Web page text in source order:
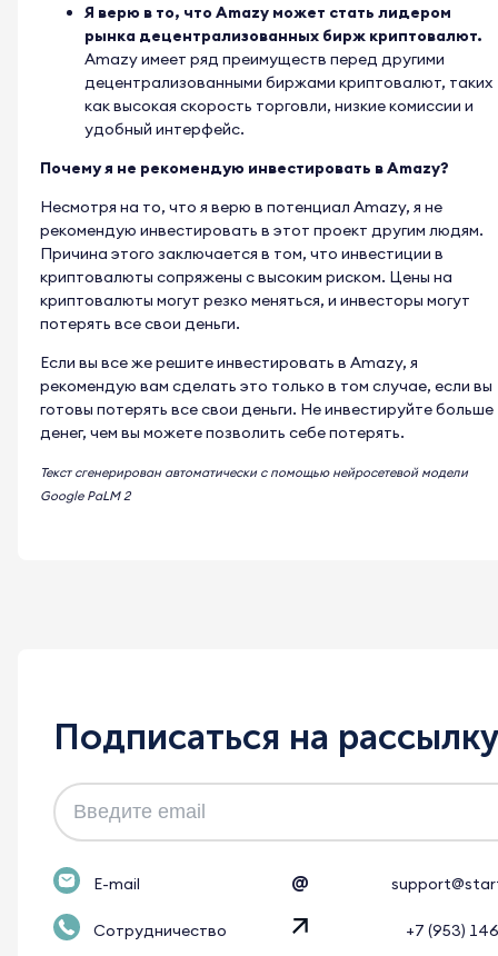
Я верю в то, что Amazy может стать лидером
рынка децентрализованных бирж криптовалют.
Amazy имеет ряд преимуществ перед другими
децентрализованными биржами криптовалют, таких
как высокая скорость торговли, низкие комиссии и
удобный интерфейс.
Почему я не рекомендую инвестировать в Amazy?
Несмотря на то, что я верю в потенциал Amazy, я не
рекомендую инвестировать в этот проект другим людям.
Причина этого заключается в том, что инвестиции в
криптовалюты сопряжены с высоким риском. Цены на
криптовалюты могут резко меняться, и инвесторы могут
потерять все свои деньги.
Если вы все же решите инвестировать в Amazy, я
рекомендую вам сделать это только в том случае, если вы
готовы потерять все свои деньги. Не инвестируйте больше
денег, чем вы можете позволить себе потерять.
Текст сгенерирован автоматически с помощью нейросетевой модели
Google PaLM 2
Подписаться на рассылку
E-mail @
Сотрудничество +7 (953)